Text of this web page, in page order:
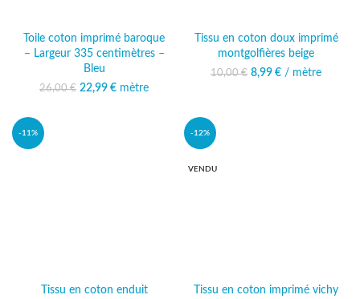
Toile coton imprimé baroque
– Largeur 335 centimètres –
Bleu
26,00€ Le prix initial était :
22,99 €
Le prix
mètre
Tissu en coton doux imprimé
montgolfières beige
10,00€ Le prix initial était :
8,99 € Le prix actuel
/ mètre
-11%
Tissu en coton enduit
-12%
VENDU
Tissu en coton imprimé vichy